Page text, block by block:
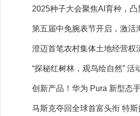
2025种子大会聚焦AI育种，凸
第五届中免腕表节开启，激活
澄迈首笔农村集体土地经营权
“探秘红树林，观鸟绘自然” 活
创新产品！华为 Pura 新型态
马斯克夺回全球首富头衔 特